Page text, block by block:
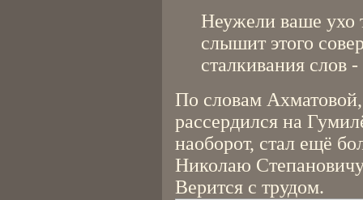
Неужели ваше ухо
слышит этого
сталкивания слов
По словам
рассердился на
наоборот, стал ещё
Николаю
Верится с трудом.